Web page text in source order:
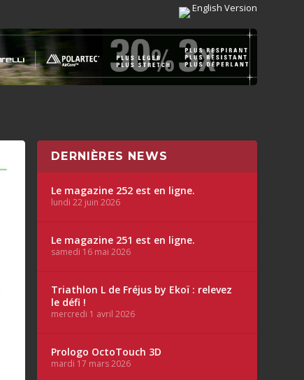
English Version
DERNIÈRES NEWS
Le magazine 252 est en ligne.
lundi 22 juin 2026
Le magazine 251 est en ligne.
samedi 16 mai 2026
Triathlon L de Fréjus by Ekoï : relevez
le défi !
mercredi 1 avril 2026
Prologo OctoTouch 3D
mardi 17 mars 2026